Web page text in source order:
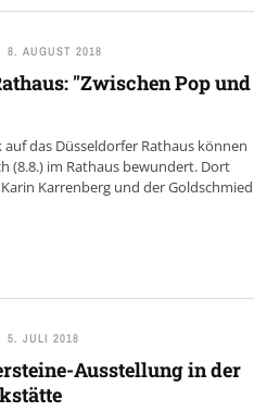
8. AUGUST 2018
"Zwischen Pop und
das Düsseldorfer Rathaus können
(8.8.) im Rathaus bewundert. Dort
Karrenberg und der Goldschmied
5. JULI 2018
Ausstellung in der